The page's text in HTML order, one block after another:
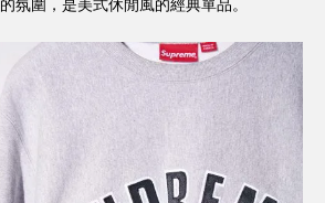
氛圍，是美式休閒風的經典單品。